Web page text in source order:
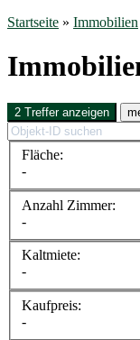
Startseite » Immobilien
2 Treffer anzeigen
Fläche:
-
Anzahl Zimmer:
-
Kaltmiete:
-
Kaufpreis:
-